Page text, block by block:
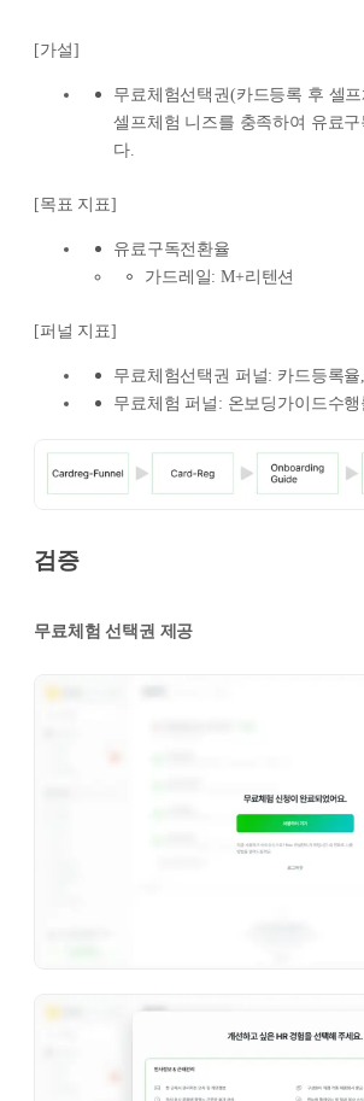
[가설]
무료체험선택권(카드등록 후 셀
셀프체험 니즈를 충족하여 유료
다.
[목표 지표]
유료구독전환율
가드레일: M+리텐션
[퍼널 지표]
무료체험선택권 퍼널: 카드등록
무료체험 퍼널: 온보딩가이드수행
검증
무료체험 선택권 제공